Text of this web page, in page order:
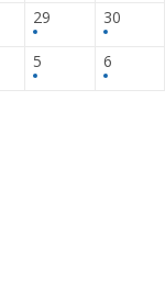
29 30
5 6